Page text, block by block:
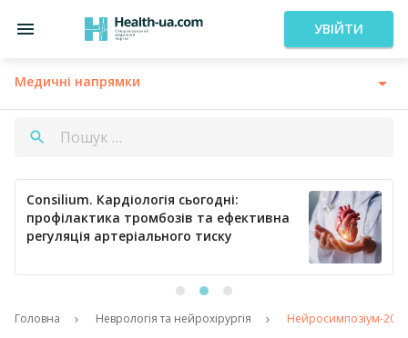
УВІЙТИ
Медичні напрямки
Consilium. Кардіологія сьогодні:
профілактика тромбозів та ефективна
регуляція артеріального тиску
Головна Неврологія та нейрохірургія Нейросимпозіум-